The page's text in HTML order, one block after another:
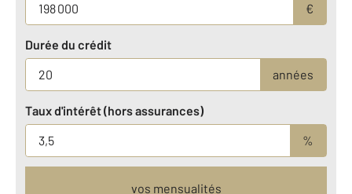
€
Durée du crédit
années
Taux d'intérêt (hors assurances)
%
vos mensualités